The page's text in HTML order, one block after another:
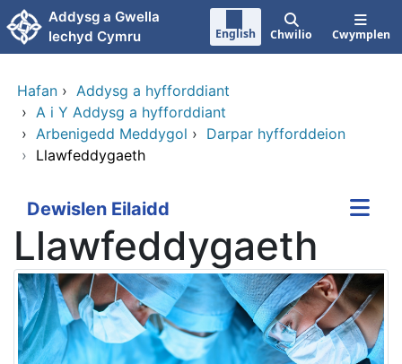
Neidio i'r prif gynnwy
Addysg a Gwella
Iechyd Cymru
English Chwilio Cwymplen
Hafan › Addysg a hyfforddiant
› A i Y Addysg a hyfforddiant
› Arbenigedd Meddygol › Darpar hyfforddeion
› Llawfeddygaeth
Dewislen Eilaidd
Llawfeddygaeth